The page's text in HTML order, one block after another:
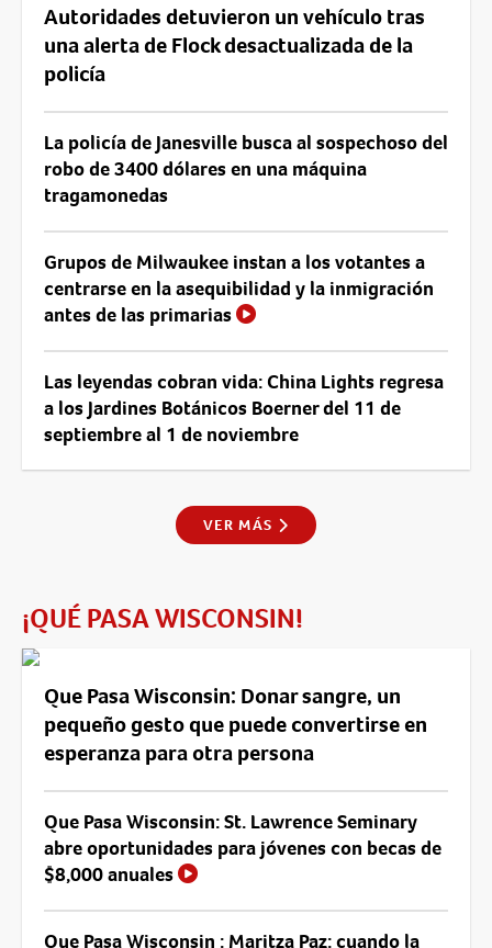
Autoridades detuvieron un vehículo tras
una alerta de Flock desactualizada de la
policía
La policía de Janesville busca al sospechoso del
robo de 3400 dólares en una máquina
tragamonedas
Grupos de Milwaukee instan a los votantes a
centrarse en la asequibilidad y la inmigración
antes de las primarias
Las leyendas cobran vida: China Lights regresa
a los Jardines Botánicos Boerner del 11 de
septiembre al 1 de noviembre
VER MÁS
¡QUÉ PASA WISCONSIN!
Que Pasa Wisconsin: Donar sangre, un
pequeño gesto que puede convertirse en
esperanza para otra persona
Que Pasa Wisconsin: St. Lawrence Seminary
abre oportunidades para jóvenes con becas de
$8,000 anuales
Que Pasa Wisconsin : Maritza Paz: cuando la